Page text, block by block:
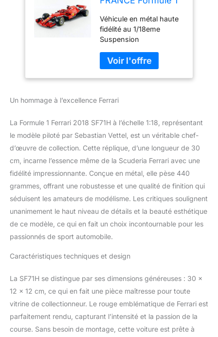
Echelle 1/18 -
Sebastian Vettel
Rouge 16806V
Véhicule en métal haute
fidélité au 1/18eme
Suspension
partir de 14 ans Version
Sebastian Vettel
Un hommage à l’excellence Ferrari
La Formule 1 Ferrari 2018 SF71H à l’échelle 1:18, représentant
le modèle piloté par Sebastian Vettel, est un véritable chef-
d’œuvre de collection. Cette réplique, d’une longueur de 30
cm, incarne l’essence même de la Scuderia Ferrari avec une
fidélité impressionnante. Conçue en métal, elle pèse 440
grammes, offrant une robustesse et une qualité de finition qui
séduisent les amateurs de modélisme. Les critiques soulignent
unanimement le haut niveau de détails et la beauté esthétique
de ce modèle, ce qui en fait un choix incontournable pour les
passionnés de sport automobile.
Caractéristiques techniques et design
La SF71H se distingue par ses dimensions généreuses : 30 x
12 x 12 cm, ce qui en fait une pièce maîtresse pour toute
vitrine de collectionneur. Le rouge emblématique de Ferrari est
parfaitement rendu, capturant l’intensité et la passion de la
course. Sans besoin de montage, cette voiture est prête à